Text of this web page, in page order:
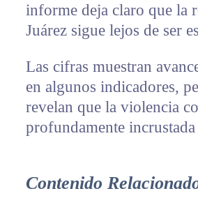
informe deja claro que la
Juárez sigue lejos de ser
Las cifras muestran
en algunos indicadores,
revelan que la violencia
profundamente
Contenido